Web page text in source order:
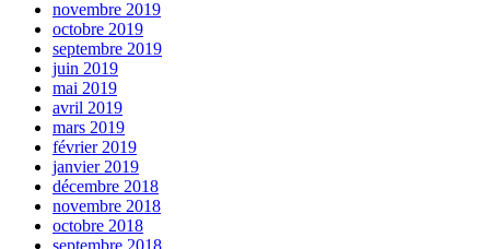
novembre 2019
octobre 2019
septembre 2019
juin 2019
mai 2019
avril 2019
mars 2019
février 2019
janvier 2019
décembre 2018
novembre 2018
octobre 2018
septembre 2018